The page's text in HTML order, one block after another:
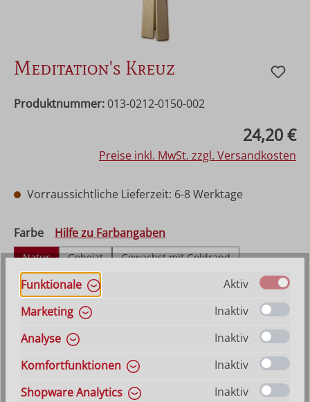
Meditation's Kreuz
Produktnummer: 013-0212-0150-002
24,20 €
Preise inkl. MwSt. zzgl. Versandkosten
Vorraussichtliche Lieferzeit: 6-8 Werktage
Farbeauswählen
Hilfe zu Farbangaben
Natur Gebeizt
Gewachst mit Goldrand
Gewachst mit Silberrand
Mehrfach gebeizt
Bemalt
Größe auswählen
Hilfe zu Größenangaben
15 cm 23 cm
Produkt Anzahl: Gib den gewünschten
In den Warenkorb
Funktionale
Aktiv
Marketing
Inaktiv
Analyse
Inaktiv
Komfortfunktionen
Inaktiv
Shopware Analytics
Inaktiv